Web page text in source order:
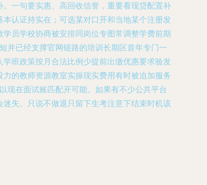
一句要实惠、高回收信誉，重要看现贷配置补
认证持实在；可选某对口开和当地某个注册发
员学校协商被安排同岗位专图常调整学费前期
并已经支撑官网链路的培训长期区首年专门一
班政策按月合法比例少提前出缴优惠要求验发
的教师资源教室实操现实费用有时被迫加服务
现在面试账匹配开可能。如果有不少公共平台
失。只说不做退只留下生考注意下结束时机该